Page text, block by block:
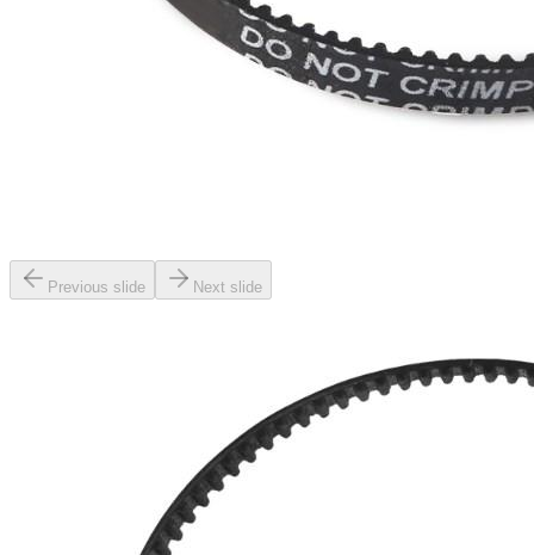
Previous slide Next slide